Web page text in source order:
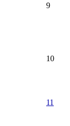
9
10
11